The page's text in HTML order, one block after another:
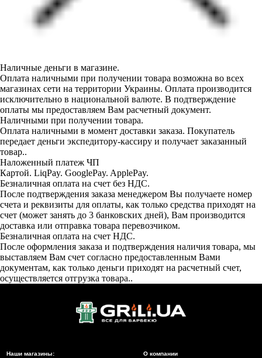
Наличные деньги в магазине.
Оплата наличными при получении товара возможна во всех
магазинах сети на территории Украины. Оплата производится
исключительно в национальной валюте. В подтверждение
оплаты мы предоставляем Вам расчетный документ.
Наличными при получении товара.
Оплата наличными в момент доставки заказа. Покупатель
передает деньги экспедитору-кассиру и получает заказанный
товар..
Наложенный платеж ЧП
Картой. LiqPay. GooglePay. ApplePay.
Безналичная оплата на счет без НДС.
После подтверждения заказа менеджером Вы получаете номер
счета и реквизиты для оплаты, как только средства приходят на
счет (может занять до 3 банковских дней), Вам производится
доставка или отправка товара перевозчиком.
Безналичная оплата на счет НДС.
После оформления заказа и подтверждения наличия товара, мы
выставляем Вам счет согласно предоставленным Вами
документам, как только деньги приходят на расчетный счет,
осуществляется отгрузка товара..
Наши магазины:
О компании